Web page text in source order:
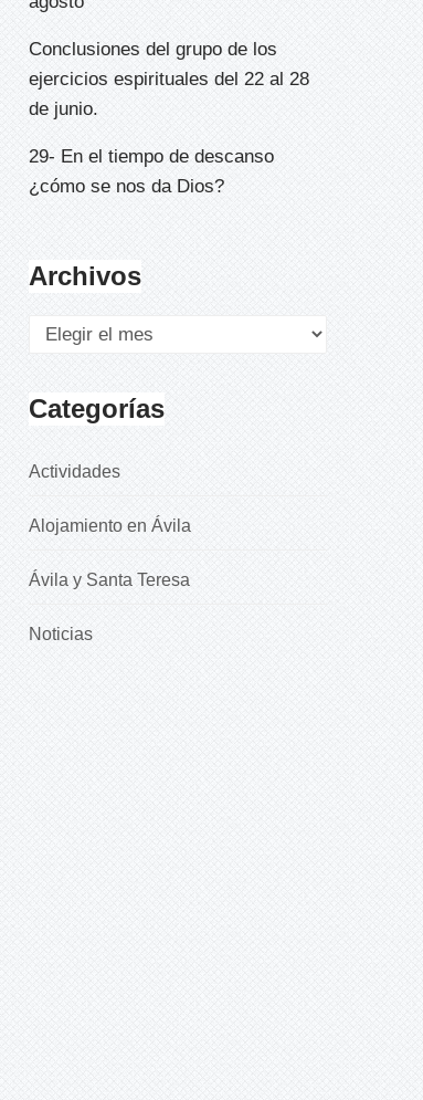
Conclusiones del grupo de los
ejercicios espirituales del 22 al 28
de junio.
29- En el tiempo de descanso
¿cómo se nos da Dios?
Archivos
Categorías
Actividades
Alojamiento en Ávila
Ávila y Santa Teresa
Noticias